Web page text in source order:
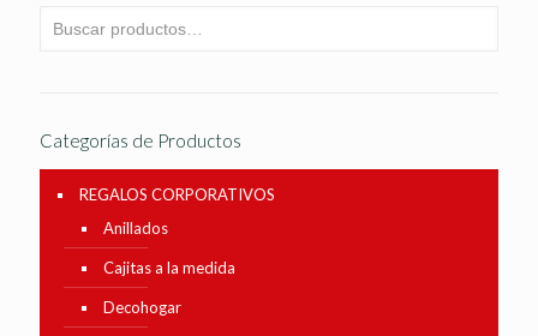
Categorías de Productos
REGALOS CORPORATIVOS
Anillados
Cajitas a la medida
Decohogar